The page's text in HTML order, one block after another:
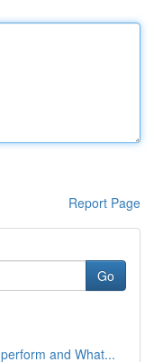
Report Page
Go
and What...